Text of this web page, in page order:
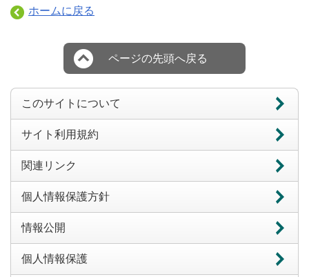
ホームに戻る
ページの先頭へ戻る
このサイトについて
サイト利用規約
関連リンク
個人情報保護方針
情報公開
個人情報保護